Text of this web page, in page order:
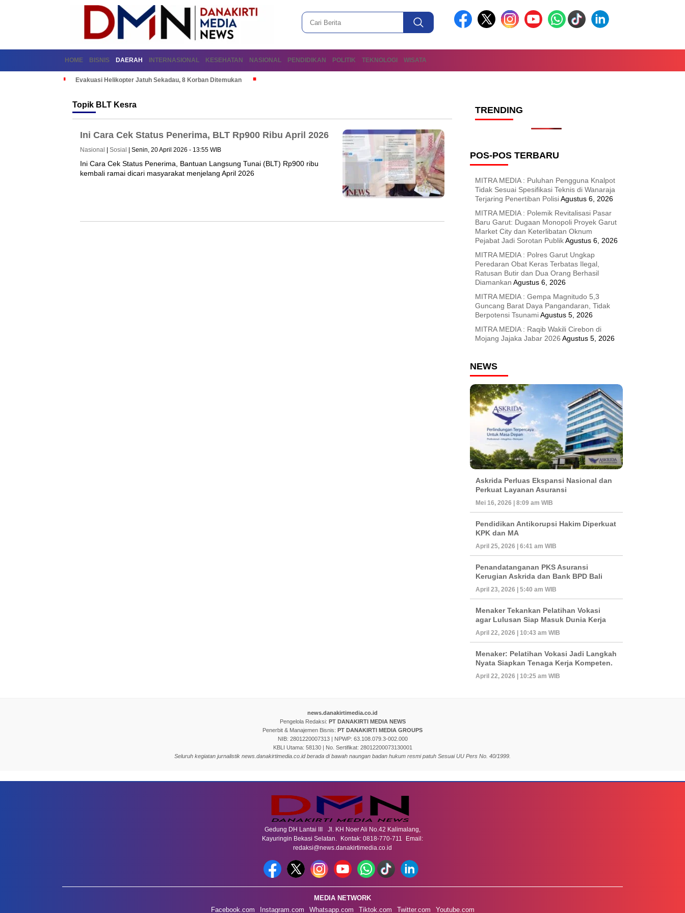
HOME BISNIS DAERAH INTERNASIONAL KESEHATAN NASIONAL PENDIDIKAN POLITIK TEKNOLOGI WISATA
Evakuasi Helikopter Jatuh Sekadau, 8 Korban Ditemukan
Topik BLT Kesra
Ini Cara Cek Status Penerima, BLT Rp900 Ribu April 2026
Nasional Sosial | Senin, 20 April 2026 - 13:55 WIB
Ini Cara Cek Status Penerima, Bantuan Langsung Tunai (BLT) Rp900 ribu
kembali ramai dicari masyarakat menjelang April 2026
TRENDING
POS-POS TERBARU
MITRA MEDIA : Puluhan Pengguna Knalpot
Tidak Sesuai Spesifikasi Teknis di Wanaraja
Terjaring Penertiban PolisiAgustus 6, 2026
MITRA MEDIA : Polemik Revitalisasi Pasar
Baru Garut: Dugaan Monopoli Proyek Garut
Market City dan Keterlibatan Oknum
Pejabat Jadi Sorotan PublikAgustus 6, 2026
MITRA MEDIA : Polres Garut Ungkap
Peredaran Obat Keras Terbatas Ilegal,
Ratusan Butir dan Dua Orang Berhasil
Diamankan Agustus 6, 2026
MITRA MEDIA : Gempa Magnitudo 5,3
Guncang Barat Daya Pangandaran, Tidak
Berpotensi TsunamiAgustus 5, 2026
MITRA MEDIA : Raqib Wakili Cirebon di
Mojang Jajaka Jabar 2026 Agustus 5, 2026
NEWS
Askrida Perluas Ekspansi Nasional dan
Perkuat Layanan Asuransi
Mei 16, 2026 | 8:09 am WIB
Pendidikan Antikorupsi Hakim Diperkuat
KPK dan MA
April 25, 2026 | 6:41 am WIB
Penandatanganan PKS Asuransi
Kerugian Askrida dan Bank BPD Bali
April 23, 2026 | 5:40 am WIB
Menaker Tekankan Pelatihan Vokasi
agar Lulusan Siap Masuk Dunia Kerja
April 22, 2026 | 10:43 am WIB
Menaker: Pelatihan Vokasi Jadi Langkah
Nyata Siapkan Tenaga Kerja Kompeten.
April 22, 2026 | 10:25 am WIB
news.danakirtimedia.co.id
Pengelola Redaksi: PT DANAKIRTI MEDIA NEWS
Penerbit & Manajemen Bisnis: PT DANAKIRTI MEDIA GROUPS
NIB: 2801220007313 | NPWP: 63.108.079.3-002.000
KBLI Utama: 58130 | No. Sertifikat: 28012200073130001
Seluruh kegiatan jurnalistik news.danakirtimedia.co.id berada di bawah naungan badan hukum resmi patuh Sesuai UU Pers No. 40/1999.
Gedung DH Lantai III Jl. KH Noer Ali No.42 Kalimalang,
Kayuringin Bekasi Selatan. Kontak: 0818-770-711 Email:
redaksi@news.danakirtimedia.co.id
MEDIA NETWORK
Facebook.com
Instagram.com Whatsapp.com Tiktok.com Twitter.com Youtube.com